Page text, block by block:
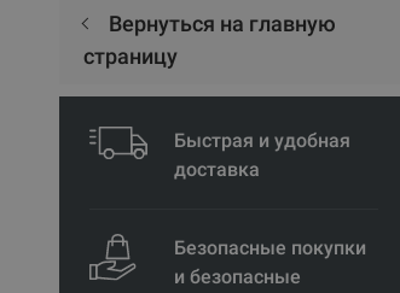
Вернуться на главную
страницу
Быстрая и удобная
доставка
Безопасные покупки
и безопасные